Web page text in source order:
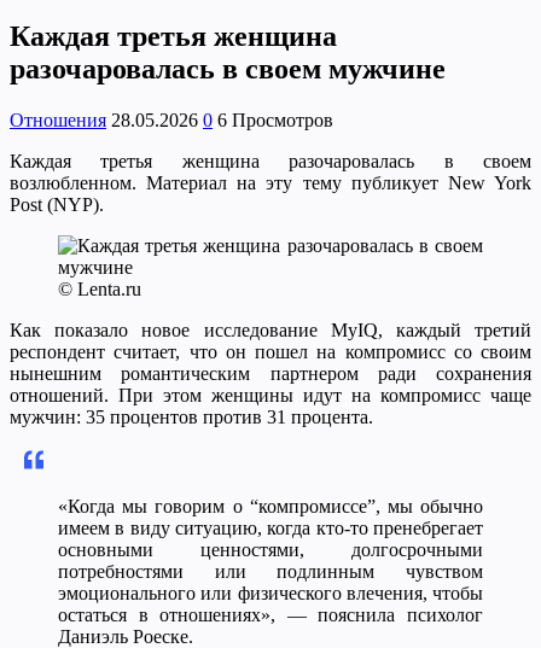
Каждая третья женщина
разочаровалась в своем мужчине
Отношения 28.05.2026 0 6 Просмотров
Каждая третья женщина разочаровалась в своем
возлюбленном. Материал на эту тему публикует New York
Post (NYP).
© Lenta.ru
Как показало новое исследование MyIQ, каждый третий
респондент считает, что он пошел на компромисс со своим
нынешним романтическим партнером ради сохранения
отношений. При этом женщины идут на компромисс чаще
мужчин: 35 процентов против 31 процента.
«Когда мы говорим о “компромиссе”, мы обычно
имеем в виду ситуацию, когда кто-то пренебрегает
основными ценностями, долгосрочными
потребностями или подлинным чувством
эмоционального или физического влечения, чтобы
остаться в отношениях», — пояснила психолог
Даниэль Роеске.